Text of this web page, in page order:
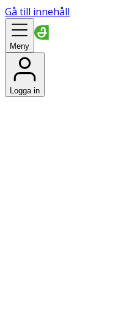
Gå till innehåll
Meny
Logga in